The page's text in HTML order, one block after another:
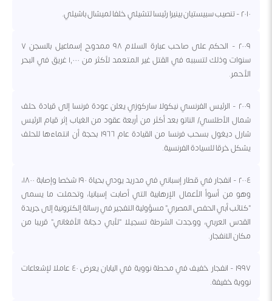
٢٠١٠ - تنصيب سبيستيان بينيرا رئيسا لتشيلي خلفا لميشال باشيلي.
٢٠٠٩ - الحكم على صاحب عبارة السلام ٩٨ ممدوح إسماعيل بالسجن ٧
سنوات وذلك لتسببه في القتل غير المتعمد لأكثر من ١,٠٠٠ غريق في البحر
الأحمر.
٢٠٠٩ - الرئيس الفرنسي نيكولا ساركوزي يعلن عودة فرنسا إلى قيادة حلف
شمال الأطلسي/ الناتو بعد أكثر من أربعة عقود من الغياب إثر قيام الرئيس
شارل ديغول بسحب فرنسا من القيادة عام ١٩٦٦ بحجة أن انتماءها للحلف
يشكل خرقا للسيادة الفرنسية.
٢٠٠٤ - انفجار في قطار إسباني في مدريد يودي بحياة ١٩٠ شخصا وإصابة ١٨٠٠،
وهو من أسوأ الأعمال الإرهابية التي أصابت إسبانيا، وتحملت ما يسمى
"كتائب أبي الحفص المصري" مسؤولية التفجير في رسالة إلكترونية إلى جريدة
القدس العربي، ووجدت الشرطة تسجيلا "لأبي دجانة الأفغاني" قريبا من
مكان الانفجار.
١٩٩٧ - انفجار خفيف في محطة نووية في اليابان يعرض ٤٠ عاملا لإشعاعات
نووية خفيفة.